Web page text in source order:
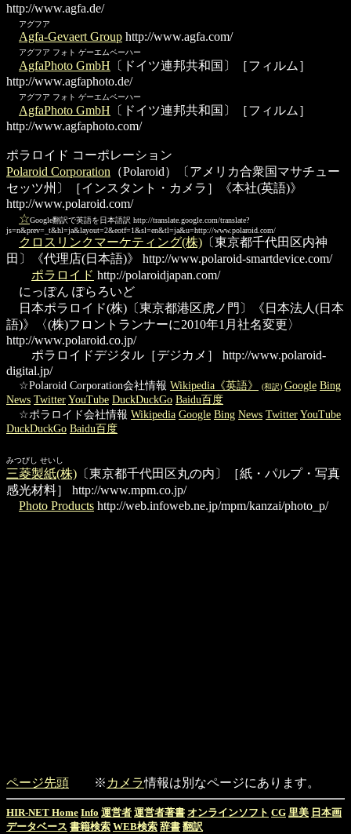
http://www.agfa.de/
アグフア
Agfa-Gevaert Group http://www.agfa.com/
アグフア フォト ゲーエムベーハー
AgfaPhoto GmbH 〔ドイツ連邦共和国〕［フィルム］
http://www.agfaphoto.de/
アグフア フォト ゲーエムベーハー
AgfaPhoto GmbH 〔ドイツ連邦共和国〕［フィルム］
http://www.agfaphoto.com/
ポラロイド コーポレーション
Polaroid Corporation （Polaroid）〔アメリカ合衆国マサチュー
セッツ州〕［インスタント・カメラ］《本社(英語)》
http://www.polaroid.com/
☆Google翻訳で英語を日本語訳 http://translate.google.com/translate?
js=n&prev=_t&hl=ja&layout=2&eotf=1&sl=en&tl=ja&u=http://www.polaroid.com/
クロスリンクマーケティング(株) 〔東京都千代田区内神
田〕《代理店(日本語)》
http://www.polaroid-smartdevice.com/
ポラロイド http://polaroidjapan.com/
にっぽん ぽらろいど
日本ポラロイド(株) 〔東京都港区虎ノ門〕《日本法人(日本
語)》〈(株)フロントランナーに2010年1月社名変更〉
http://www.polaroid.co.jp/
ポラロイドデジタル ［デジカメ］
http://www.polaroid-
digital.jp/
☆Polaroid Corporation会社情報 Wikipedia《英語》 (和訳) Google Bing
News Twitter YouTube DuckDuckGo Baidu百度
☆ポラロイド会社情報 Wikipedia Google Bing News Twitter YouTube
DuckDuckGo Baidu百度
みつびし せいし
三菱製紙(株) 〔東京都千代田区丸の内〕［紙・パルプ・写真
感光材料］
http://www.mpm.co.jp/
Photo Products http://web.infoweb.ne.jp/mpm/kanzai/photo_p/
ページ先頭 ※ カメラ情報は別なページにあります。
HIR-NET Home Info 運営者 運営者著書 オンラインソフト CG 里美 日本画
データベース 書籍検索 WEB検索 辞書 翻訳